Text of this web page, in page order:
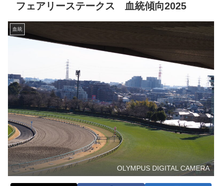
フェアリーステークス 血統傾向2025
血統
OLYMPUS DIGITAL CAMERA